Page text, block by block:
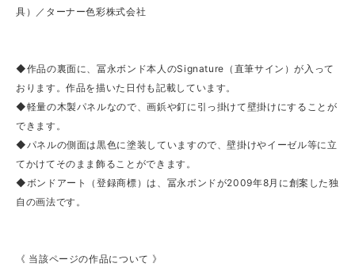
具）／ターナー色彩株式会社
◆作品の裏面に、冨永ボンド本人のSignature（直筆サイン）が入って
おります。作品を描いた日付も記載しています。
◆軽量の木製パネルなので、画鋲や釘に引っ掛けて壁掛けにすることが
できます。
◆パネルの側面は黒色に塗装していますので、壁掛けやイーゼル等に立
てかけてそのまま飾ることができます。
◆ボンドアート（登録商標）は、冨永ボンドが2009年8月に創案した独
自の画法です。
《 当該ページの作品について 》